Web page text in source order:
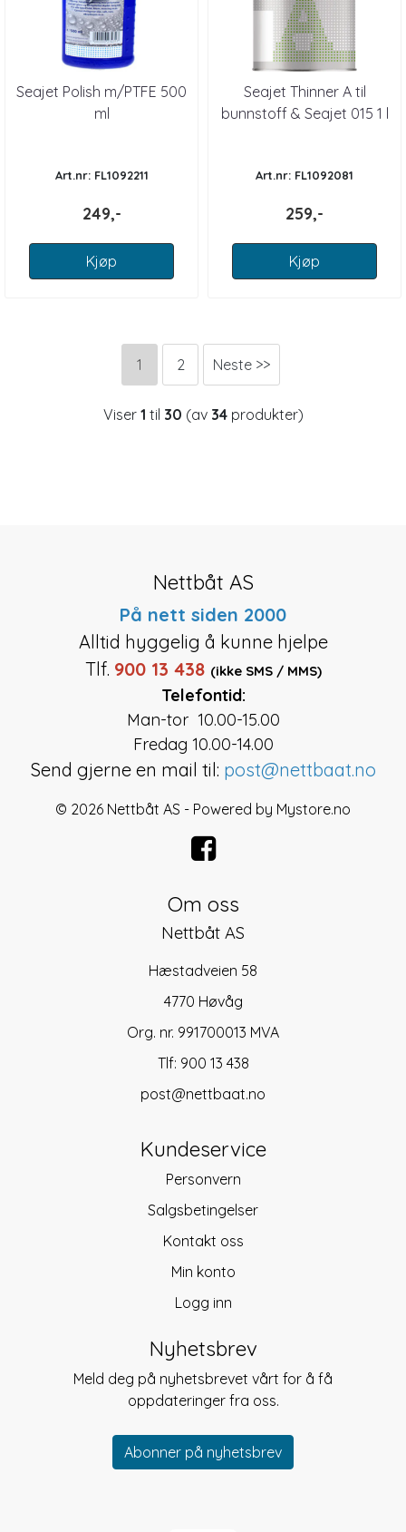
Seajet Polish m/PTFE 500
ml
Art.nr: FL1092211
249,-
Kjøp
Seajet Thinner A til
bunnstoff & Seajet 015 1 l
Art.nr: FL1092081
259,-
Kjøp
1 2 Neste >>
Viser 1 til 30 (av 34produkter)
Nettbåt AS
På nett siden 2000
Alltid hyggelig å kunne hjelpe
Tlf. 900 13 438 (ikke SMS / MMS)
Telefontid:
Man-tor 10.00-15.00
Fredag 10.00-14.00
Send gjerne en mail til: post@nettbaat.no
© 2026 Nettbåt AS - Powered by Mystore.no
Om oss
Nettbåt AS
Hæstadveien 58
4770 Høvåg
Org. nr. 991700013 MVA
Tlf: 900 13 438
post@nettbaat.no
Kundeservice
Personvern
Salgsbetingelser
Kontakt oss
Min konto
Logg inn
Nyhetsbrev
Meld deg på nyhetsbrevet vårt for å få
oppdateringer fra oss.
Abonner på nyhetsbrev